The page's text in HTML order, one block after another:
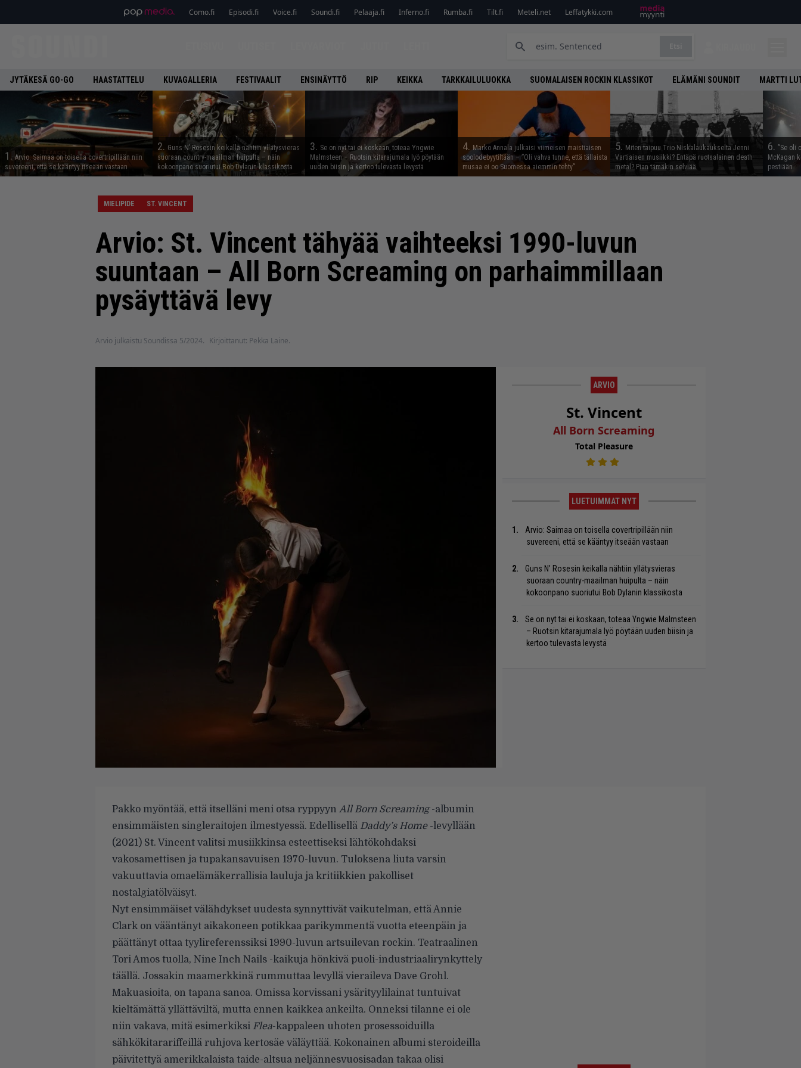
Como.fi Episodi.fi Voice.fi Soundi.fi Pelaaja.fi Inferno.fi Rumba.fi Tilt.fi Meteli.net Leffatykki.com
JYTÄKESÄ GO-GO HAASTATTELU KUVAGALLERIA FESTIVAALIT ENSINÄYTTÖ RIP KEIKKA TARKKAILULUOKKA SUOMALAISEN ROCKIN KLASSIKOT ELÄMÄNI SOUNDIT MARTTI
1. Arvio: Saimaa on toisella covertripillään niin
suvereeni, että se kääntyy itseään vastaan
2. Guns N’ Rosesin keikalla nähtiin yllätysvieras
suoraan country-maailman huipulta – näin
kokoonpano suoriutui Bob Dylanin klassikosta
3. Se on nyt tai ei koskaan, toteaa Yngwie
Malmsteen – Ruotsin kitarajumala lyö pöytään
uuden biisin ja kertoo tulevasta levystä
4. Marko Annala julkaisi viimeisen maistiaisen
soolodebyytiltään – ”Oli vahva tunne, että tällaista
musaa ei oo Suomessa aiemmin tehty”
5. Miten taipuu Trio Niskalaukaukselta Jenni
Vartiaisen musiikki? Entäpä ruotsalainen death
metal? Pian tämäkin selviää
6. ”Se oli
McKagan
pestiään
MIELIPIDE ST. VINCENT
Arvio: St. Vincent tähyää vaihteeksi 1990-luvun
suuntaan – All Born Screaming on parhaimmillaan
pysäyttävä levy
Arvio julkaistu Soundissa 5/2024. Kirjoittanut: Pekka Laine.
ARVIO
St. Vincent
All Born Screaming
Total Pleasure
LUETUIMMAT NYT
Arvio: Saimaa on toisella covertripillään niin
suvereeni, että se kääntyy itseään vastaan
Guns N’ Rosesin keikalla nähtiin yllätysvieras
suoraan country-maailman huipulta – näin
kokoonpano suoriutui Bob Dylanin klassikosta
Se on nyt tai ei koskaan, toteaa Yngwie Malmsteen
– Ruotsin kitarajumala lyö pöytään uuden biisin ja
kertoo tulevasta levystä
Pakko myöntää, että itselläni meni otsa ryppyyn All Born Screaming-albumin
ensimmäisten singleraitojen ilmestyessä. Edellisellä Daddy’s Home -levyllään
(2021) St. Vincent valitsi musiikkinsa esteettiseksi lähtökohdaksi
vakosamettisen ja tupakansavuisen 1970-luvun. Tuloksena liuta varsin
vakuuttavia omaelämäkerrallisia lauluja ja kritiikkien pakolliset
nostalgiatölväisyt.
Nyt ensimmäiset välähdykset uudesta synnyttivät vaikutelman, että Annie
Clark on vääntänyt aikakoneen potikkaa parikymmentä vuotta eteenpäin ja
päättänyt ottaa tyylireferenssiksi 1990-luvun artsuilevan rockin. Teatraalinen
Tori Amos tuolla, Nine Inch Nails -kaikuja hönkivä puoli-industriaalirynkyttely
täällä. Jossakin maamerkkinä rummuttaa levyllä vieraileva Dave Grohl.
Makuasioita, on tapana sanoa. Omissa korvissani ysärityylilainat tuntuivat
kieltämättä yllättäviltä, mutta ennen kaikkea ankeilta. Onneksi tilanne ei ole
niin vakava, mitä esimerkiksi Flea-kappaleen uhoten prosessoiduilla
sähkökitarariffeillä ruhjova kertosäe väläyttää. Kokonainen albumi steroideilla
päivitettyä amerikkalaista taide-altsua neljännesvuosisadan takaa olisi